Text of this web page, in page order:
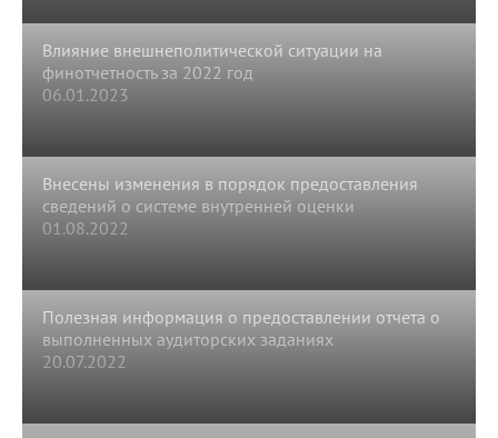
06.01.2023
Влияние внешнеполитической ситуации на
финотчетность за 2022 год
01.08.2022
Внесены изменения в порядок предоставления
сведений о системе внутренней оценки
20.07.2022
Полезная информация о предоставлении отчета о
выполненных аудиторских заданиях